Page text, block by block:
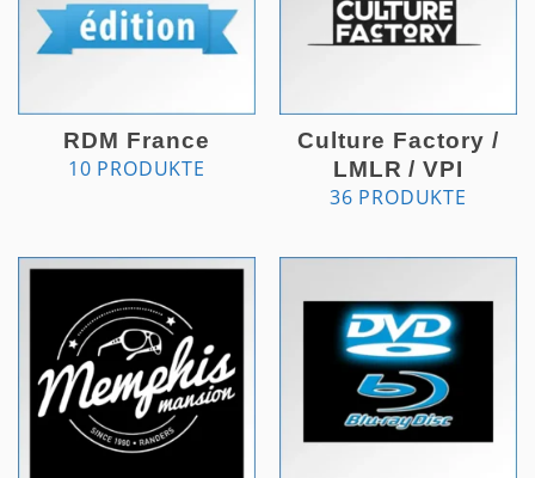
RDM France
10 PRODUKTE
Culture Factory /
LMLR / VPI
36 PRODUKTE